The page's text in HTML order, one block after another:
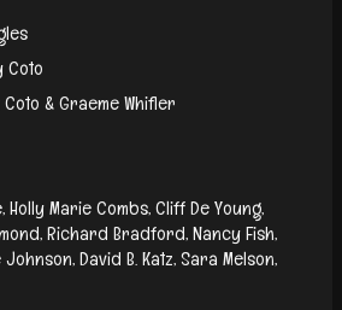
Coto
& Graeme Whifler
Marie Combs, Cliff De Young,
Richard Bradford, Nancy Fish,
Johnson, David B. Katz, Sara Melson,